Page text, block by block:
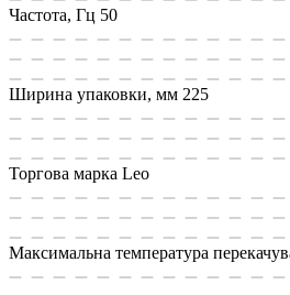
Частота, Гц 50
Ширина упаковки, мм 225
Торгова марка Leo
Максимальна температура